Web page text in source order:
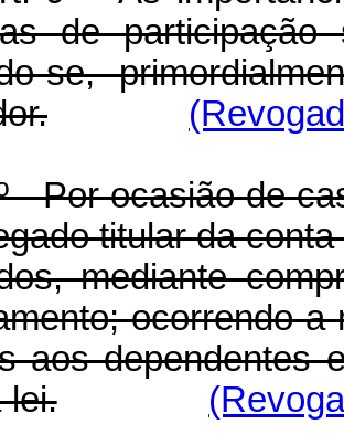
de
se,
ocasião de
titular da
mediante
ocorrendo
aos dependentes
lei.